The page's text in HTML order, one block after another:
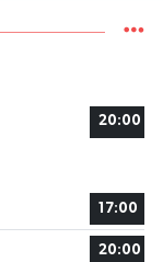
20:00
17:00
20:00